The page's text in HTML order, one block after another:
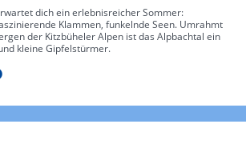
dich ein erlebnisreicher Sommer:
Klammen, funkelnde Seen. Umrahmt
der Kitzbüheler Alpen ist das Alpbachtal ein
kleine Gipfelstürmer.